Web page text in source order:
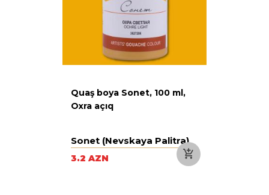
Quaş boya Sonet, 100 ml,
Oxra açıq
Sonet (Nevskaya Palitra)
3.2 AZN